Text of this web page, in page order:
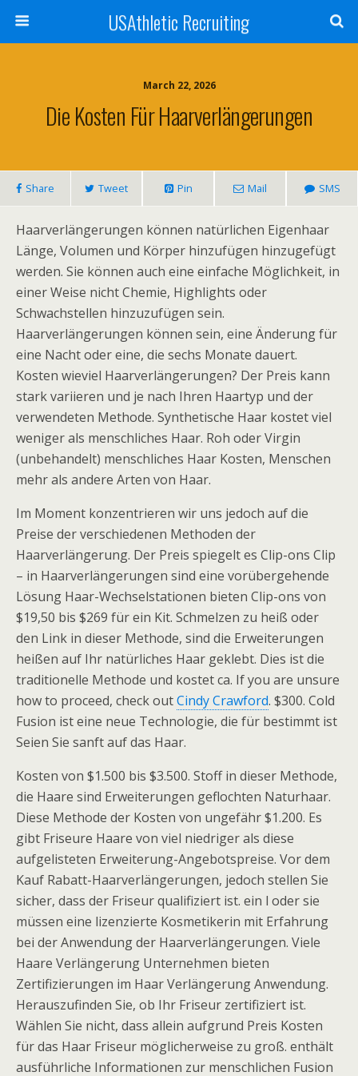
USAthletic Recruiting
March 22, 2026
Die Kosten Für Haarverlängerungen
Share Tweet Pin Mail SMS
Haarverlängerungen können natürlichen Eigenhaar
Länge, Volumen und Körper hinzufügen hinzugefügt
werden. Sie können auch eine einfache Möglichkeit, in
einer Weise nicht Chemie, Highlights oder
Schwachstellen hinzuzufügen sein.
Haarverlängerungen können sein, eine Änderung für
eine Nacht oder eine, die sechs Monate dauert.
Kosten wieviel Haarverlängerungen? Der Preis kann
stark variieren und je nach Ihren Haartyp und der
verwendeten Methode. Synthetische Haar kostet viel
weniger als menschliches Haar. Roh oder Virgin
(unbehandelt) menschliches Haar Kosten, Menschen
mehr als andere Arten von Haar.
Im Moment konzentrieren wir uns jedoch auf die
Preise der verschiedenen Methoden der
Haarverlängerung. Der Preis spiegelt es Clip-ons Clip
– in Haarverlängerungen sind eine vorübergehende
Lösung Haar-Wechselstationen bieten Clip-ons von
$19,50 bis $269 für ein Kit. Schmelzen zu heiß oder
den Link in dieser Methode, sind die Erweiterungen
heißen auf Ihr natürliches Haar geklebt. Dies ist die
traditionelle Methode und kostet ca. If you are unsure
how to proceed, check outCindy Crawford. $300. Cold
Fusion ist eine neue Technologie, die für bestimmt ist
Seien Sie sanft auf das Haar.
Kosten von $1.500 bis $3.500. Stoff in dieser Methode,
die Haare sind Erweiterungen geflochten Naturhaar.
Diese Methode der Kosten von ungefähr $1.200. Es
gibt Friseure Haare von viel niedriger als diese
aufgelisteten Erweiterung-Angebotspreise. Vor dem
Kauf Rabatt-Haarverlängerungen, jedoch stellen Sie
sicher, dass der Friseur qualifiziert ist. ein l oder sie
müssen eine lizenzierte Kosmetikerin mit Erfahrung
bei der Anwendung der Haarverlängerungen. Viele
Haare Verlängerung Unternehmen bieten
Zertifizierungen im Haar Verlängerung Anwendung.
Herauszufinden Sie, ob Ihr Friseur zertifiziert ist.
Wählen Sie nicht, dass allein aufgrund Preis Kosten
für das Haar Friseur möglicherweise zu groß. enthält
ausführliche Informationen zur menschlichen Fusion